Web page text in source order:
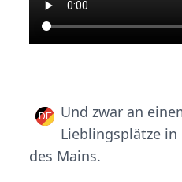
Und zwar an
Lieblingsplätze
des Mains.